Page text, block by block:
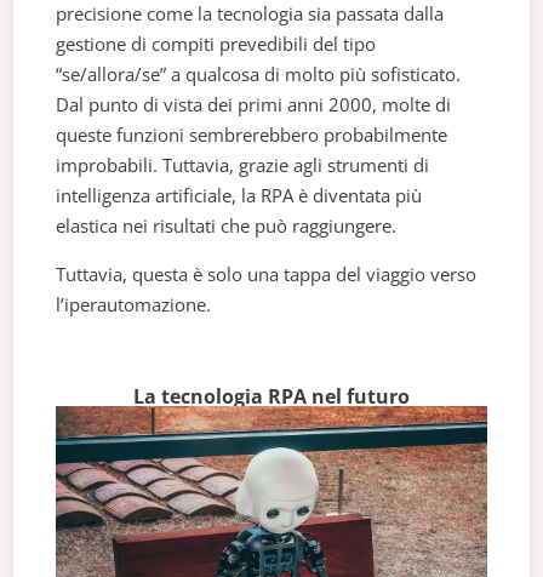
precisione come la tecnologia sia passata dalla
gestione di compiti prevedibili del tipo
“se/allora/se” a qualcosa di molto più sofisticato.
Dal punto di vista dei primi anni 2000, molte di
queste funzioni sembrerebbero probabilmente
improbabili. Tuttavia, grazie agli strumenti di
intelligenza artificiale, la RPA è diventata più
elastica nei risultati che può raggiungere.
Tuttavia, questa è solo una tappa del viaggio verso
l’iperautomazione.
La tecnologia RPA nel futuro